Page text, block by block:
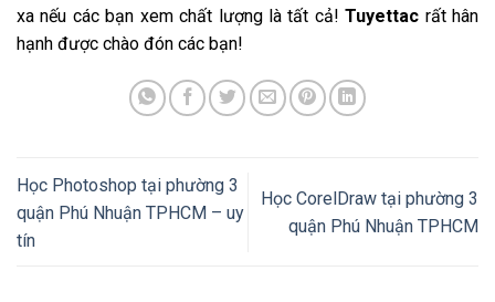
xa nếu các bạn xem chất lượng là tất cả!Tuyettac rất hân
hạnh được chào đón các bạn!
Học Photoshop tại phường 3
quận Phú Nhuận TPHCM – uy
tín
Học CorelDraw tại phường 3
quận Phú Nhuận TPHCM